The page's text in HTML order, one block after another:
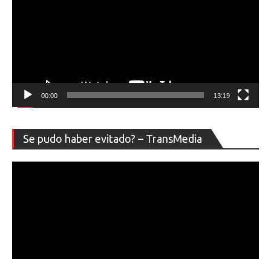
00:00 13:19
Se pudo haber evitado? – TransMedia
de